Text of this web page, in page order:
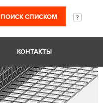
ПОИСК СПИСКОМ
КОНТАКТЫ